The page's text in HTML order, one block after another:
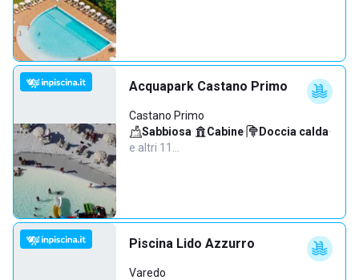
Acquapark Castano Primo
Castano Primo
Sabbiosa· Cabine· Doccia calda·
e altri 11…
Piscina Lido Azzurro
Varedo